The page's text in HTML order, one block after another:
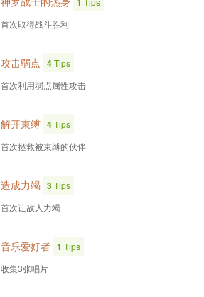
首次取得战斗胜利
攻击弱点 4Tips
首次利用弱点属性攻击
解开束缚 4Tips
首次拯救被束缚的伙伴
造成力竭 3Tips
首次让敌人力竭
音乐爱好者 1 Tips
收集3张唱片